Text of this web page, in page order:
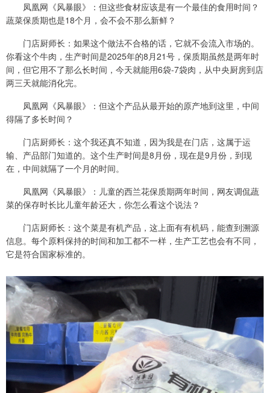
凤凰网《风暴眼》：但这些食材应该是有一个最佳的食用时间？
蔬菜保质期也是18个月，会不会不那么新鲜？
门店厨师长：如果这个做法不合格的话，它就不会流入市场的。
你看这个牛肉，生产时间是2025年的8月21号，保质期虽然是两年时
间，但它用不了那么长时间，今天就能用6袋-7袋肉，从中央厨房到店
两三天就能消化完。
凤凰网《风暴眼》：但这个产品从最开始的原产地到这里，中间
得隔了多长时间？
门店厨师长：这个我还真不知道，因为我是在门店，这属于运
输、产品部门知道的。这个生产时间是8月份，现在是9月份，到现
在，中间就隔了一个月的时间。
凤凰网《风暴眼》：儿童的西兰花保质期两年时间，网友调侃蔬
菜的保存时长比儿童年龄还大，你怎么看这个说法？
门店厨师长：这个菜是有机产品，这上面有有机码，能查到溯源
信息。每个原料保持的时间和加工都不一样，生产工艺也会有不同，
它是符合国家标准的。